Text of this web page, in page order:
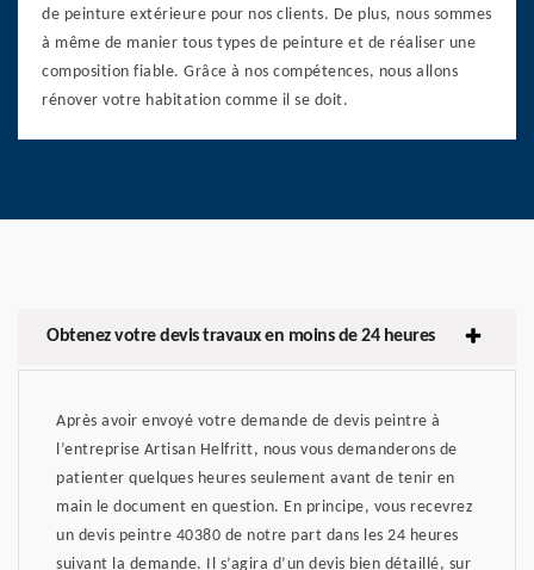
de peinture extérieure pour nos clients. De plus, nous sommes
à même de manier tous types de peinture et de réaliser une
composition fiable. Grâce à nos compétences, nous allons
rénover votre habitation comme il se doit.
Obtenez votre devis travaux en moins de 24 heures
Après avoir envoyé votre demande de devis peintre à
l’entreprise Artisan Helfritt, nous vous demanderons de
patienter quelques heures seulement avant de tenir en
main le document en question. En principe, vous recevrez
un devis peintre 40380 de notre part dans les 24 heures
suivant la demande. Il s’agira d’un devis bien détaillé, sur